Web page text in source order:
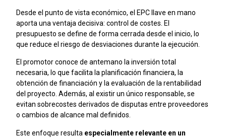
Desde el punto de vista económico, el EPC llave en mano
aporta una ventaja decisiva: control de costes. El
presupuesto se define de forma cerrada desde el inicio, lo
que reduce el riesgo de desviaciones durante la ejecución.
El promotor conoce de antemano la inversión total
necesaria, lo que facilita la planificación financiera, la
obtención de financiación y la evaluación de la rentabilidad
del proyecto. Además, al existir un único responsable, se
evitan sobrecostes derivados de disputas entre proveedores
o cambios de alcance mal definidos.
Este enfoque resulta especialmente relevante en un